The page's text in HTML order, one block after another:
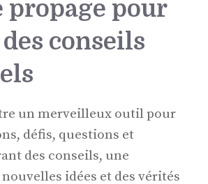
propage pour
conseils
un merveilleux outil pour
défis, questions et
des conseils, une
idées et des vérités